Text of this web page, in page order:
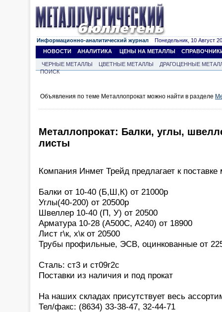
Информационно-аналитический журнал Понедельник, 10 Август
НОВОСТИ
АНАЛИТИКА ЦЕНЫ НА МЕТАЛЛЫ
ЧЕРНЫЕ МЕТАЛЛЫ ЦВЕТНЫЕ МЕТАЛЛЫ
ДРАГОЦЕННЫЕ
ПОИСК
Объявления по теме Металлопрокат можно найти в разделе
Металлопрокат: Балки, углы,
листы
Компания Инмет Трейд предлагает к поставке
Балки от 10-40 (Б,Ш,К) от 21000р
Углы(40-200) от 20500р
Швеллер 10-40 (П, У) от 20500
Арматура 10-28 (А500С, А240) от 18900
Лист г\к, х\к от 20500
Трубы профильные, ЭСВ, оцинкованные от
Сталь: ст3 и ст09г2с
Поставки из наличия и под прокат
На наших складах присутствует весь
Тел/факс: (8634) 33-38-47, 32-44-71